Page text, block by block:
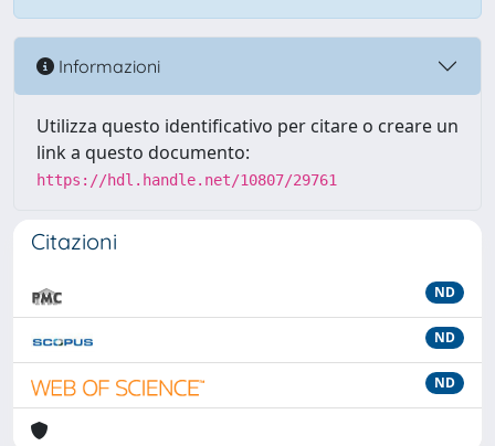
Informazioni
Utilizza questo identificativo per citare o creare un
link a questo documento:
https://hdl.handle.net/10807/29761
Citazioni
ND
ND
ND